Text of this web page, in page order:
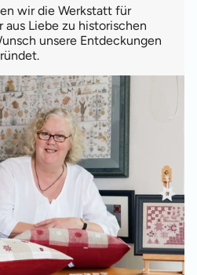
wir die Werkstatt für
Liebe zu historischen
unsere Entdeckungen